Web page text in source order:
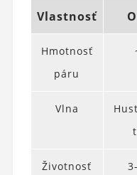
Vlastnosť
Hmotnosť
páru
Vlna
Životnosť